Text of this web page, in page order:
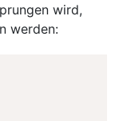
wird,
werden: